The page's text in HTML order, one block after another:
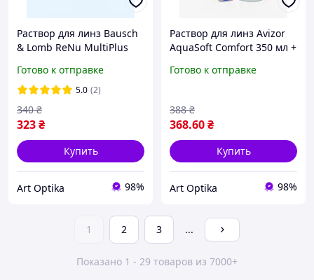
Раствор для линз Bausch
& Lomb ReNu MultiPlus
жидкость для контактных
линз
Готово к отправке
5.0 (2)
323₴
340 ₴
Купить
Art Optika 98%
Раствор для линз Avizor
AquaSoft Comfort 350 мл +
контактных линз
Готово к отправке
368.60₴
388 ₴
Купить
Art Optika 98%
1 2 3 ...
Показано 1 - 29 товаров из 7000+